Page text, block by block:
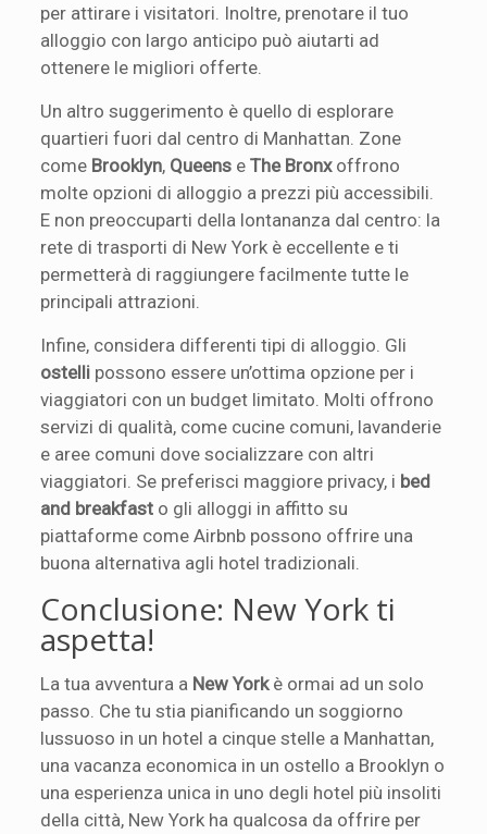
per attirare i visitatori. Inoltre, prenotare il tuo
alloggio con largo anticipo può aiutarti ad
ottenere le migliori offerte.
Un altro suggerimento è quello di esplorare
quartieri fuori dal centro di Manhattan. Zone
come Brooklyn, Queens eThe Bronxoffrono
molte opzioni di alloggio a prezzi più accessibili.
E non preoccuparti della lontananza dal centro: la
rete di trasporti di New York è eccellente e ti
permetterà di raggiungere facilmente tutte le
principali attrazioni.
Infine, considera differenti tipi di alloggio. Gli
ostelli possono essere un’ottima opzione per i
viaggiatori con un budget limitato. Molti offrono
servizi di qualità, come cucine comuni, lavanderie
e aree comuni dove socializzare con altri
viaggiatori. Se preferisci maggiore privacy, i bed
and breakfast o gli alloggi in affitto su
piattaforme come Airbnb possono offrire una
buona alternativa agli hotel tradizionali.
Conclusione: New York ti
aspetta!
La tua avventura a New Yorkè ormai ad un solo
passo. Che tu stia pianificando un soggiorno
lussuoso in un hotel a cinque stelle a Manhattan,
una vacanza economica in un ostello a Brooklyn o
una esperienza unica in uno degli hotel più insoliti
della città, New York ha qualcosa da offrire per